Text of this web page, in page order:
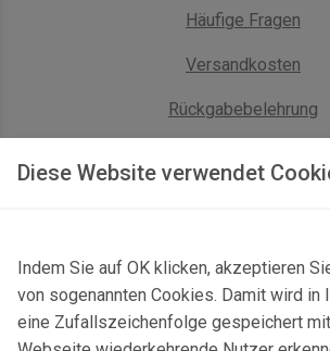
Diese Website verwendet
Indem Sie auf OK klicken, akzeptieren
von sogenannten Cookies. Damit wird in
eine Zufallszeichenfolge gespeichert
Häufige Fragen
Versandkosten
Rückgabebelehrung
Kontaktformular &
Gersbach 10, 74589 Satteldorf,